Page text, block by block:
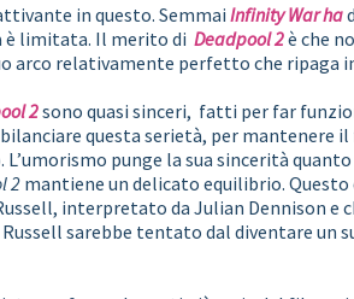
in questo. SemmaiInfinity War ha
è limitata. Il merito diDeadpool 2è che
arco relativamente perfetto che ripaga
2sono quasi sinceri, fatti per far
questa serietà, per
punge la sua sincerità
2mantiene un delicato equilibrio.
interpretato da Julian Dennison e
Russell sarebbe tentato dal diventare